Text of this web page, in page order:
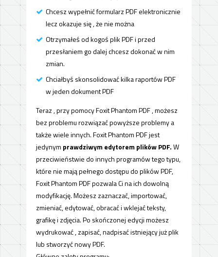
Chcesz wypełnić formularz PDF elektronicznie
lecz okazuje się , że nie można
Otrzymałeś od kogoś plik PDF i przed
przesłaniem go dalej chcesz dokonać w nim
zmian.
Chciałbyś skonsolidować kilka raportów PDF
w jeden dokument PDF
Teraz , przy pomocy Foxit Phantom PDF , możesz
bez problemu rozwiązać powyższe problemy a
także wiele innych. Foxit Phantom PDF jest
jedynym prawdziwym edytorem plików PDF.W
przeciwieństwie do innych programów tego typu,
które nie mają pełnego dostępu do plików PDF,
Foxit Phantom PDFpozwala Ci na ich dowolną
modyfikację. Możesz zaznaczać, importować,
zmieniać, edytować, obracać i wklejać teksty,
grafikę i zdjęcia. Po skończonej edycji możesz
wydrukować , zapisać, nadpisać istniejący już plik
lub stworzyć nowy PDF.